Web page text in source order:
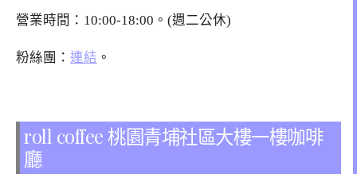
營業時間：10:00-18:00。(週二公休)
粉絲團： 連結 。
roll coffee 桃園青埔社區大樓一樓咖啡
廳